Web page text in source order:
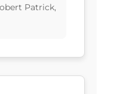
Patrick,